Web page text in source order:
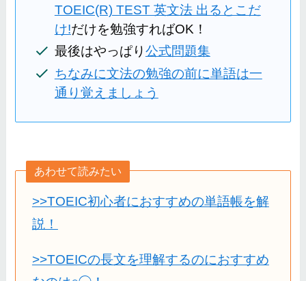
TOEIC(R) TEST 英文法 出るとこだ
け!だけを勉強すればOK！
最後はやっぱり公式問題集
ちなみに文法の勉強の前に単語は一
通り覚えましょう
あわせて読みたい
>>TOEIC初心者におすすめの単語帳を解
説！
>>TOEICの長文を理解するのにおすすめ